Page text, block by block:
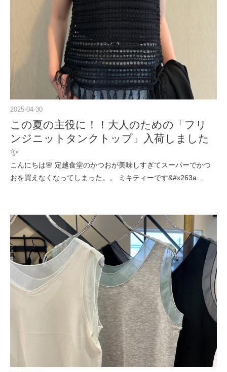
2025-04-30
この夏の主役に！！大人のための「フリ
ンジニットタンクトップ」入荷しました
✨
こんにちは🌸 定越食堂のかつおが美味しすぎてスーパーでかつ
おを買えなくなってしまった。。 ミキティーです&#x263a…